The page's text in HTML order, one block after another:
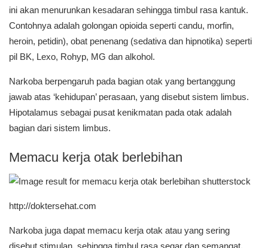
ini akan menurunkan kesadaran sehingga timbul rasa kantuk.
Contohnya adalah golongan opioida seperti candu, morfin,
heroin, petidin), obat penenang (sedativa dan hipnotika) seperti
pil BK, Lexo, Rohyp, MG dan alkohol.
Narkoba berpengaruh pada bagian otak yang bertanggung
jawab atas ‘kehidupan’ perasaan, yang disebut sistem limbus.
Hipotalamus sebagai pusat kenikmatan pada otak adalah
bagian dari sistem limbus.
Memacu kerja otak berlebihan
http://doktersehat.com
Narkoba juga dapat memacu kerja otak atau yang sering